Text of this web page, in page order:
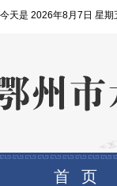
今天是 2026年8月7日 星期
首 页